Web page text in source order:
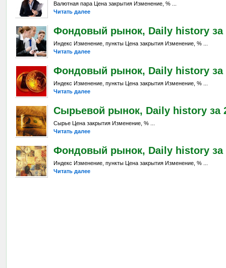
Валютная пара Цена закрытия Изменение, % ...
Читать далее
Фондовый рынок, Daily history за
Индекс Изменение, пункты Цена закрытия Изменение, % ...
Читать далее
Фондовый рынок, Daily history за
Индекс Изменение, пункты Цена закрытия Изменение, % ...
Читать далее
Сырьевой рынок, Daily history за
Сырье Цена закрытия Изменение, % ...
Читать далее
Фондовый рынок, Daily history за
Индекс Изменение, пункты Цена закрытия Изменение, % ...
Читать далее